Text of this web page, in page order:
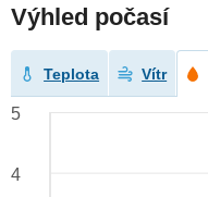
Výhled počasí
Teplota Vítr
5
4